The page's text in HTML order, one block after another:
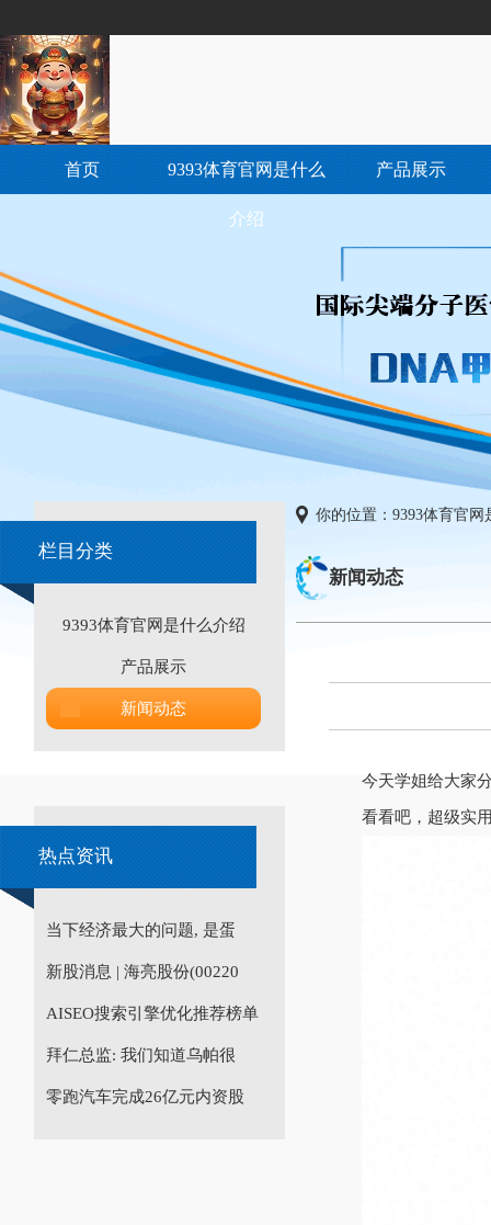
首页 9393体育官网是什么
介绍
产品展示
栏目分类
9393体育官网是什么介绍
产品展示
新闻动态
热点资讯
当下经济最大的问题, 是蛋
新股消息 | 海亮股份(00220
AISEO搜索引擎优化推荐榜单
拜仁总监: 我们知道乌帕很
零跑汽车完成26亿元内资股
你的位置： 9393体育官网
新闻动态
今天学姐给大家
看看吧，超级实